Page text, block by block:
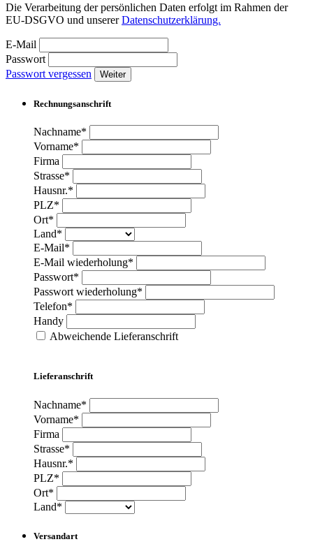
Die Verarbeitung der persönlichen Daten erfolgt im Rahmen der
EU-DSGVO und unsererDatenschutzerklärung.
E-Mail
Passwort
Passwort vergessen
Weiter
Rechnungsanschrift
Nachname*
Vorname*
Firma
Strasse*
Hausnr.*
PLZ*
Ort*
Land*
E-Mail*
E-Mail wiederholung*
Passwort*
Passwort wiederholung*
Telefon*
Handy
Abweichende Lieferanschrift
Lieferanschrift
Nachname*
Vorname*
Firma
Strasse*
Hausnr.*
PLZ*
Ort*
Land*
Versandart